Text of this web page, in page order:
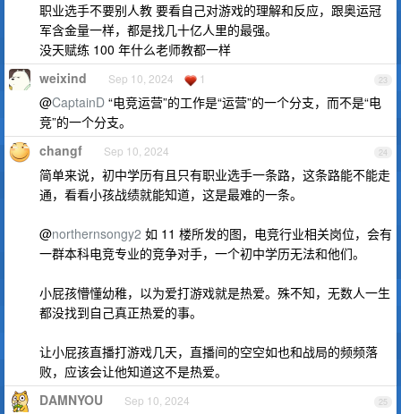
职业选手不要别人教 要看自己对游戏的理解和反应，跟奥运冠
军含金量一样，都是找几十亿人里的最强。
没天赋练 100 年什么老师教都一样
23
weixind Sep 10, 2024 1
@CaptainD “电竞运营”的工作是“运营”的一个分支，而不是“电
竞”的一个分支。
24
changf Sep 10, 2024
简单来说，初中学历有且只有职业选手一条路，这条路能不能走
通，看看小孩战绩就能知道，这是最难的一条。
@northernsongy2 如 11 楼所发的图，电竞行业相关岗位，会有
一群本科电竞专业的竞争对手，一个初中学历无法和他们。
小屁孩懵懂幼稚，以为爱打游戏就是热爱。殊不知，无数人一生
都没找到自己真正热爱的事。
让小屁孩直播打游戏几天，直播间的空空如也和战局的频频落
败，应该会让他知道这不是热爱。
25
DAMNYOU Sep 10, 2024